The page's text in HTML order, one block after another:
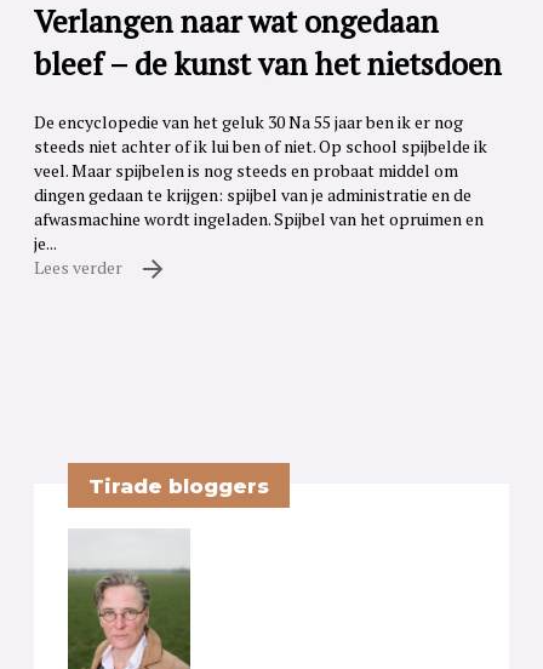
Verlangen naar wat ongedaan
bleef – de kunst van het nietsdoen
De encyclopedie van het geluk 30 Na 55 jaar ben ik er nog
steeds niet achter of ik lui ben of niet. Op school spijbelde ik
veel. Maar spijbelen is nog steeds en probaat middel om
dingen gedaan te krijgen: spijbel van je administratie en de
afwasmachine wordt ingeladen. Spijbel van het opruimen en
je...
Lees verder
Tirade bloggers